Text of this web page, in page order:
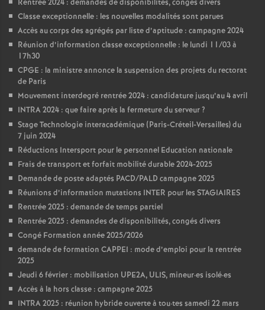
Rentrée 2024 : demandes de disponibilités, congés divers
Classe exceptionnelle : les nouvelles modalités sont parues
Accès au corps des agrégés par liste d’aptitude : campagne 2024
Réunion d’information classe exceptionnelle : le lundi 11/03 à
17h30
CPGE : la ministre annonce la suspension des projets du rectorat
de Paris
Mouvement interdegré rentrée 2024 : candidature jusqu’au 4 avril
INTRA 2024 : que faire après la fermeture du serveur?
Stage Technologie interacadémique (Paris-Créteil-Versailles) du
7 juin 2024
Réductions Intersport pour le personnel Education nationale
Frais de transport et forfait mobilité durable 2024-2025
Demande de poste adaptés PACD/PALD campagne 2025
Réunions d’information mutations INTER pour les STAGIAIRES
Rentrée 2025 : demande de temps partiel
Rentrée 2025 : demandes de disponibilités, congés divers
Congé Formation année 2025/2026
demande de formation CAPPEI : mode d’emploi pour la rentrée
2025
Jeudi 6 février : mobilisation UPE2A, ULIS, mineur·es isolé·es
Accès à la hors classe : campagne 2025
INTRA 2025 : réunion hybride ouverte à tou·tes samedi 22 mars